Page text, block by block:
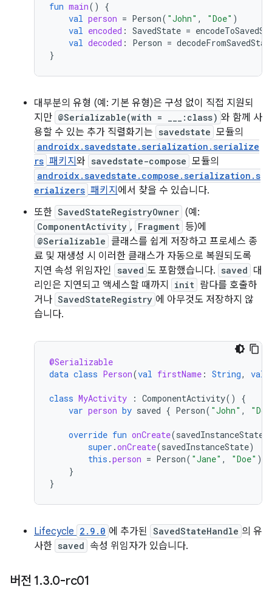
fun main()
{
val person = Person( "John" , "Doe" )
val encoded : SavedState =
val decoded : Person =
}
대부분의 유형 (예: 기본 유형)은 구성 없이 직접 지원되
지만 @Serializable(with = ___:class) 와 함께 사
용할 수 있는 추가 직렬화기는 savedstate 모듈의
androidx.savedstate.serialization.serialize
rs 패키지 와 savedstate-compose 모듈의
androidx.savedstate.compose.serialization.s
erializers 패키지 에서 찾을 수 있습니다.
또한 SavedStateRegistryOwner (예:
ComponentActivity , Fragment 등)에
@Serializable 클래스를 쉽게 저장하고 프로세스 종
료 및 재생성 시 이러한 클래스가 자동으로 복원되도록
지연 속성 위임자인
saved 도 포함했습니다. saved 대
리인은 지연되고 액세스할 때까지
init 람다를 호출하
거나 SavedStateRegistry 에 아무것도 저장하지 않
습니다.
@Serializable
data class Person(val firstName : String, val
class MyActivity : ComponentActivity()
{
var person by saved { Person( "John" ,
override fun onCreate(savedInstanceState
super .onCreate(savedInstanceState)
this .person = Person( "Jane" , "Doe" )
}
}
Lifecycle 2.9.0 에 추가된 SavedStateHandle 의 유
사한 saved 속성 위임자가 있습니다.
버전 1.3.0-rc01